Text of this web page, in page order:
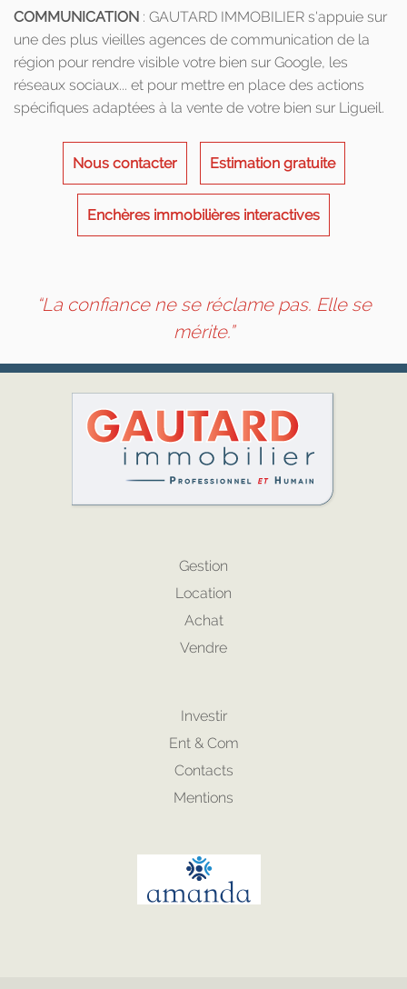
COMMUNICATION : GAUTARD IMMOBILIER s'appuie sur
une des plus vieilles agences de communication de la
région pour rendre visible votre bien sur Google, les
réseaux sociaux... et pour mettre en place des actions
spécifiques adaptées à la vente de votre bien sur Ligueil.
Nous contacter Estimation gratuite
Enchères immobilières interactives
“La confiance ne se réclame pas. Elle se
mérite.”
Gestion
Location
Achat
Vendre
Investir
Ent & Com
Contacts
Mentions